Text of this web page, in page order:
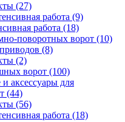
(27)
работа (9)
работа (18)
поворотных ворот (10)
(8)
(2)
ворот (100)
аксессуары для
(44)
(56)
работа (18)